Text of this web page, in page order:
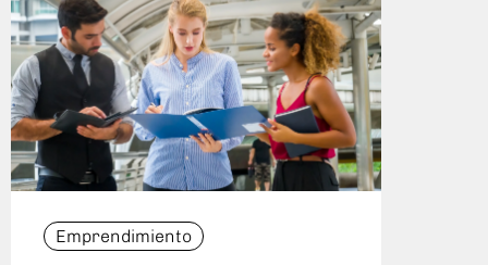
Emprendimiento